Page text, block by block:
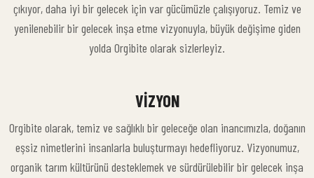
çıkıyor, daha iyi bir gelecek için var gücümüzle çalışıyoruz. Temiz ve
yenilenebilir bir gelecek inşa etme vizyonuyla, büyük değişime giden
yolda Orgibite olarak sizlerleyiz.
VIZYON
Orgibite olarak, temiz ve sağlıklı bir geleceğe olan inancımızla, doğanın
eşsiz nimetlerini insanlarla buluşturmayı hedefliyoruz. Vizyonumuz,
organik tarım kültürünü desteklemek ve sürdürülebilir bir gelecek inşa